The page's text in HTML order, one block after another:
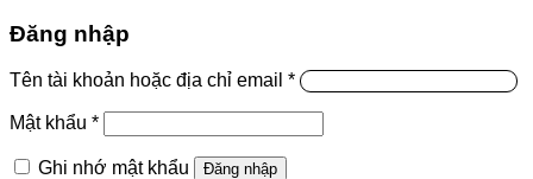
Đăng nhập
Tên tài khoản hoặc địa chỉ email *
Mật khẩu *
Ghi nhớ mật khẩu Đăng nhập